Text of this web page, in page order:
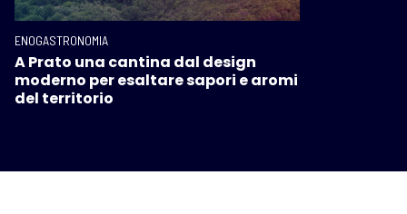
ENOGASTRONOMIA
A Prato una cantina dal design
moderno per esaltare sapori e aromi
del territorio